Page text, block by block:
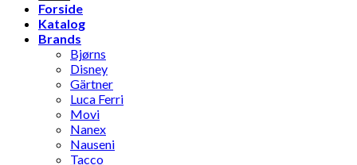
Forside
Katalog
Brands
Bjørns
Disney
Gärtner
Luca Ferri
Movi
Nanex
Nauseni
Tacco